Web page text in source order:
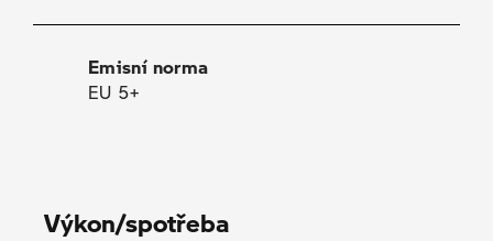
Emisní norma
EU 5+
Výkon/spotřeba